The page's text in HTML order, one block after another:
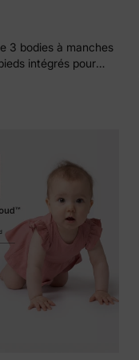
3 bodies à manches
intégrés pour
fille en bambou, bleu
imprimé arc-en-ciel,
de
de